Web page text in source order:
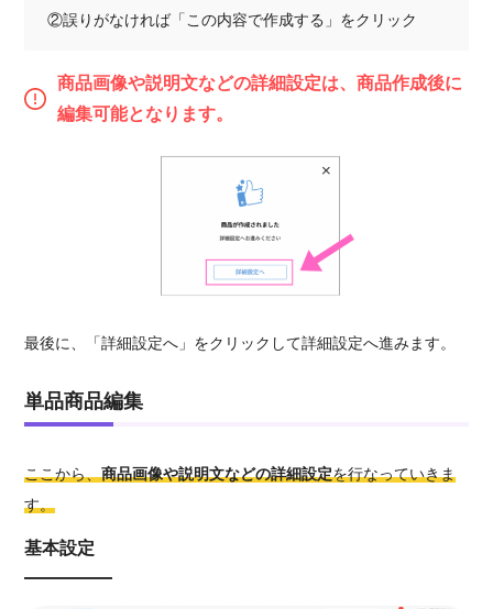
②誤りがなければ「この内容で作成する」をクリック
商品画像や説明文などの詳細設定は、商品作成後に
編集可能となります。
最後に、「詳細設定へ」をクリックして詳細設定へ進みます。
単品商品編集
ここから、商品画像や説明文などの詳細設定を行なっていきま
す。
基本設定